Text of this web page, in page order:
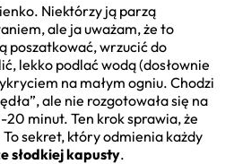
Niektórzy ją parzą
ale ja uważam, że to
poszatkować, wrzucić do
lekko podlać wodą (dosłownie
na małym ogniu. Chodzi
ale nie rozgotowała się na
20 minut. Ten krok sprawia, że
sekret, który odmienia każdy
słodkiej kapusty.